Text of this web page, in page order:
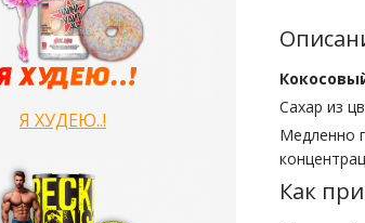
Я ХУДЕЮ..!
Сахар из
Медленно
Как